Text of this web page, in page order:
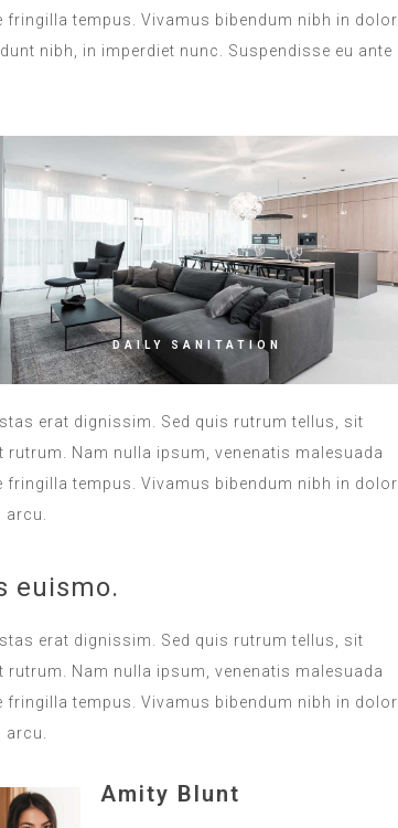
tempus. Vivamus bibendum nibh in dolor
nibh, in imperdiet nunc. Suspendisse eu ante
DAILY SANITATION
erat dignissim. Sed quis rutrum tellus, sit
Nam nulla ipsum, venenatis malesuada
tempus. Vivamus bibendum nibh in dolor
arcu.
euismo.
erat dignissim. Sed quis rutrum tellus, sit
Nam nulla ipsum, venenatis malesuada
tempus. Vivamus bibendum nibh in dolor
arcu.
Amity Blunt